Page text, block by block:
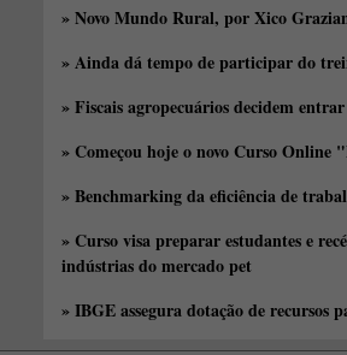
» Novo Mundo Rural, por Xico
» Ainda dá tempo de participar do
» Fiscais agropecuários decidem
» Começou hoje o novo Curso Online
» Benchmarking da eficiência de
» Curso visa preparar estudantes e
indústrias do mercado pet
» IBGE assegura dotação de recursos